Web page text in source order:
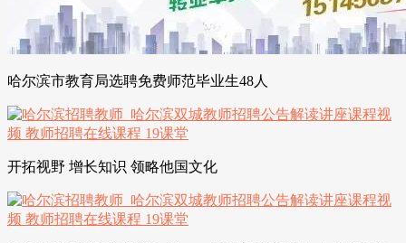
哈尔滨市教育局选聘免费师范毕业生48人
开拓视野 增长知识 领略他国文化